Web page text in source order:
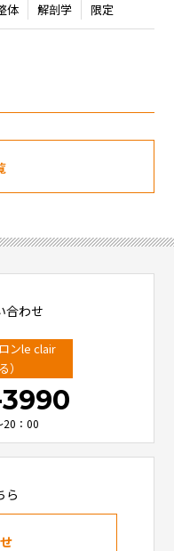
体 解剖学 限定
合わせ
ンle clair
）
20：00
ら